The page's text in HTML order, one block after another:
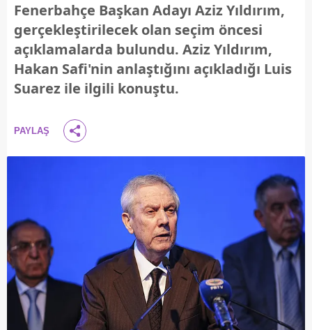
Fenerbahçe Başkan Adayı Aziz Yıldırım,
gerçekleştirilecek olan seçim öncesi
açıklamalarda bulundu. Aziz Yıldırım,
Hakan Safi'nin anlaştığını açıkladığı Luis
Suarez ile ilgili konuştu.
PAYLAŞ